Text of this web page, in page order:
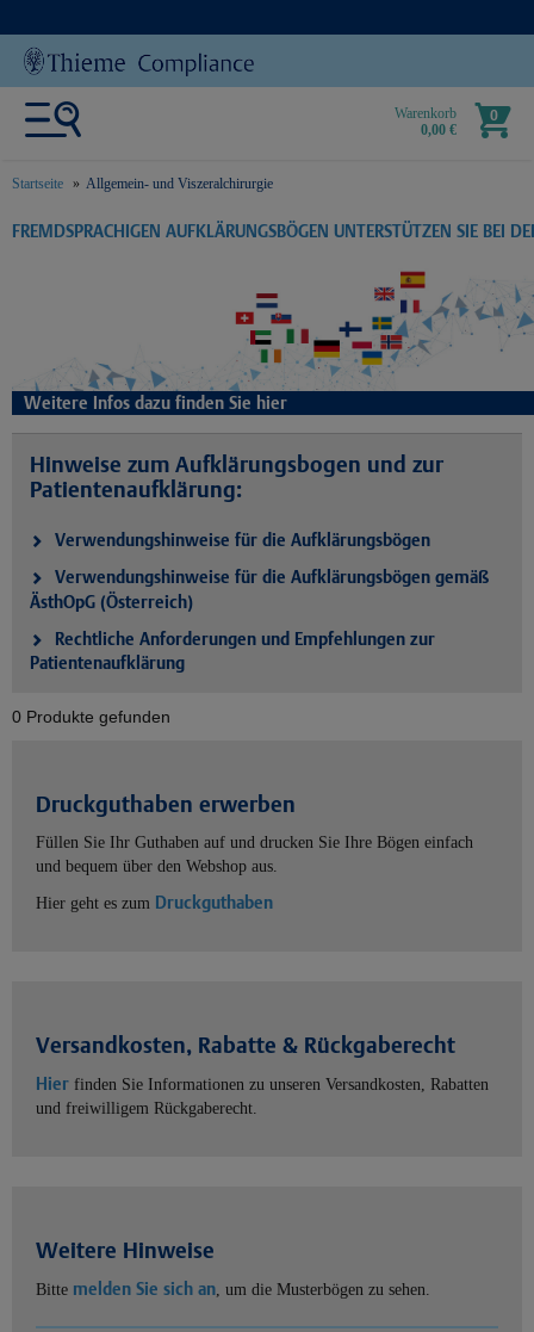
Warenkorb
0,00 €
0
Startseite Allgemein- und Viszeralchirurgie
text.skipToContent
text.skipToNavigation
FREMDSPRACHIGEN AUFKLÄRUNGSBÖGEN UNTERSTÜTZEN SIE BEI
Weitere Infos dazu finden Sie hier
Hinweise zum Aufklärungsbogen und zur
Patientenaufklärung:
Verwendungshinweise für die Aufklärungsbögen
Verwendungshinweise für die Aufklärungsbögen gemäß
ÄsthOpG (Österreich)
Rechtliche Anforderungen und Empfehlungen zur
Patientenaufklärung
0 Produkte gefunden
Druckguthaben erwerben
Füllen Sie Ihr Guthaben auf und drucken Sie Ihre Bögen einfach
und bequem über den Webshop aus.
Hier geht es zum Druckguthaben
Versandkosten, Rabatte & Rückgaberecht
Hier finden Sie Informationen zu unseren Versandkosten, Rabatten
und freiwilligem Rückgaberecht.
Weitere Hinweise
Bitte melden Sie sich an, um die Musterbögen zu sehen.